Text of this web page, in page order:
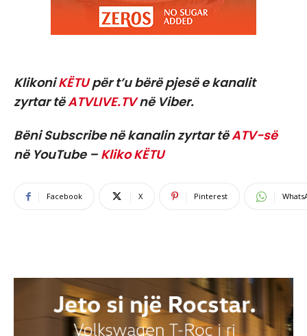
KlikoniKËTUpër t’u bërë pjesë e kanalit
zyrtar tëATVLIVE.TVnë Viber.
Bëni Subscribe në kanalin zyrtar tëATV-së
në YouTube – Kliko KËTU
Facebook X Pinterest